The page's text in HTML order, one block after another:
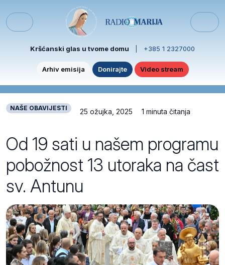
Menu
Kršćanski glas u tvome domu +385 1 2327000
Arhiv emisija Donirajte Video stream
NAŠE OBAVIJESTI 25 ožujka, 2025 1 minuta čitanja
Od 19 sati u našem programu
pobožnost 13 utoraka na čast
sv. Antunu